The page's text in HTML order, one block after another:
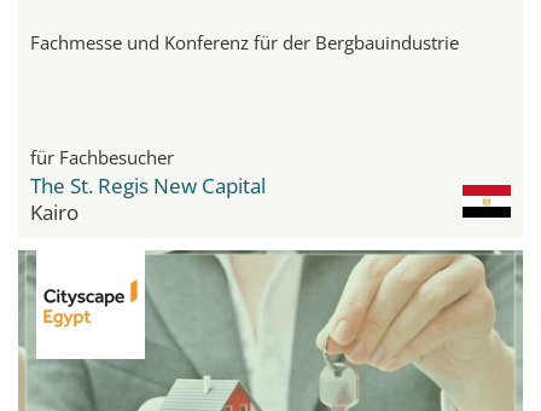
Fachmesse und Konferenz für der Bergbauindustrie
für Fachbesucher
The St. Regis New Capital
Kairo